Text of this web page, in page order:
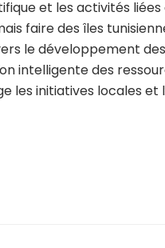
et les activités
faire des îles
le développement
intelligente des
les initiatives locales et